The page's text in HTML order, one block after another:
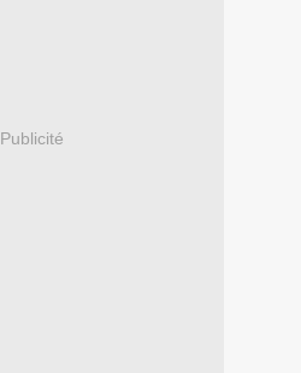
Publicité